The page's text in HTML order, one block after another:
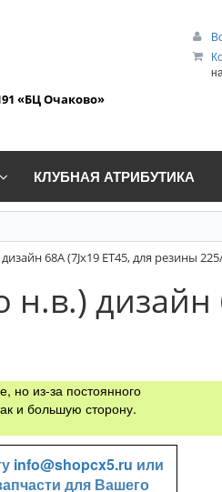
«БЦ Очаково»
КЛУБНАЯ АТРИБУТИКА
68A (7Jx19 ET45, для резины
дизайн
но из-за постоянного
и большую сторону.
info@shopcx5.ru или
для Вашего